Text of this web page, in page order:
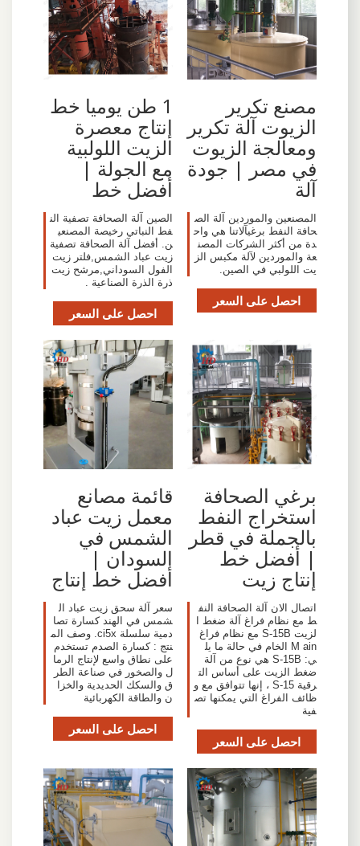
مصنع تكرير
الزيوت آلة تكرير
ومعالجة الزيوت
في مصر | جودة
آلة
المصنعين والموردين آلة الص
حافة النفط برغيآلاتنا هي واح
دة من أكثر الشركات المصن
عة والموردين لآلة مكبس الز
يت اللولبي في الصين.
احصل على السعر
1 طن يوميا خط
إنتاج معصرة
الزيت اللولبية
مع الجولة |
أفضل خط
الصين آلة الصحافة تصفية الن
فط النباتي رخيصة المصنعي
ن. أفضل آلة الصحافة تصفية
زيت عباد الشمس,فلتر زيت
الفول السوداني,مرشح زيت
ذرة الذرة الصناعية .
احصل على السعر
برغي الصحافة
استخراج النفط
بالجملة في قطر
| أفضل خط
إنتاج زيت
اتصال الان آلة الصحافة النف
ط مع نظام فراغ آلة ضغط ا
لزيت S-15B مع نظام فراغ
M ain الخام في حالة ما يل
ي: S-15B هي نوع من آلة
ضغط الزيت على أساس الت
رقية S-15 ، إنها تتوافق مع و
ظائف الفراغ التي يمكنها تص
فية
احصل على السعر
قائمة مصانع
معمل زيت عباد
الشمس في
السودان |
أفضل خط إنتاج
سعر آلة سحق زيت عباد ال
شمس في الهند كسارة تصا
دمية سلسلة ci5x. وصف الم
نتج : كسارة الصدم تستخدم
على نطاق واسع لإنتاج الرما
ل والصخور في صناعة الطر
ق والسكك الحديدية والخزا
ن والطاقة الكهربائية
احصل على السعر